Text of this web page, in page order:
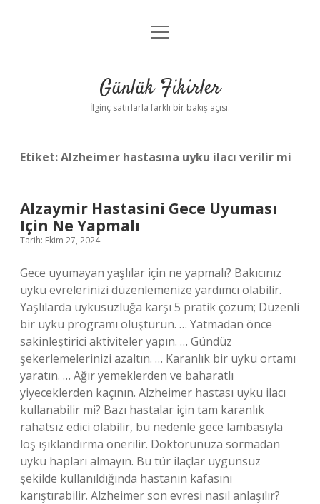
Anasayfa
Yasal Uyarı
menüyü
Günlük Fikirler
İlginç satırlarla farklı bir bakış açısı.
Etiket:Alzheimer hastasına uyku ilacı verilir mi
Alzaymir Hastasini Gece Uyuması
Için Ne Yapmalı
Tarih: Ekim 27, 2024
Gece uyumayan yaşlılar için ne yapmalı? Bakıcınız
uyku evrelerinizi düzenlemenize yardımcı olabilir.
Yaşlılarda uykusuzluğa karşı 5 pratik çözüm; Düzenli
bir uyku programı oluşturun. … Yatmadan önce
sakinleştirici aktiviteler yapın. … Gündüz
şekerlemelerinizi azaltın. … Karanlık bir uyku ortamı
yaratın. … Ağır yemeklerden ve baharatlı
yiyeceklerden kaçının. Alzheimer hastası uyku ilacı
kullanabilir mi? Bazı hastalar için tam karanlık
rahatsız edici olabilir, bu nedenle gece lambasıyla
loş ışıklandırma önerilir. Doktorunuza sormadan
uyku hapları almayın. Bu tür ilaçlar uygunsuz
şekilde kullanıldığında hastanın kafasını
karıştırabilir. Alzheimer son evresi nasıl anlaşılır?